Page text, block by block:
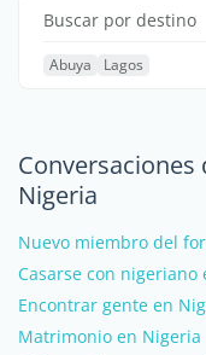
Buscar por destino
Abuya Lagos
Nigeria
Nuevo miembro del
Casarse con nigeriano
Encontrar gente en
Matrimonio en Nigeria